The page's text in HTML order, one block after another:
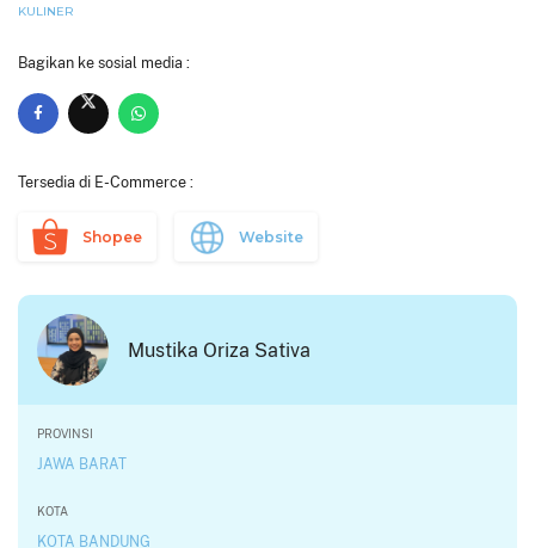
KULINER
Bagikan ke sosial media :
Tersedia di E-Commerce :
Shopee Website
Mustika Oriza Sativa
PROVINSI
JAWA BARAT
KOTA
KOTA BANDUNG